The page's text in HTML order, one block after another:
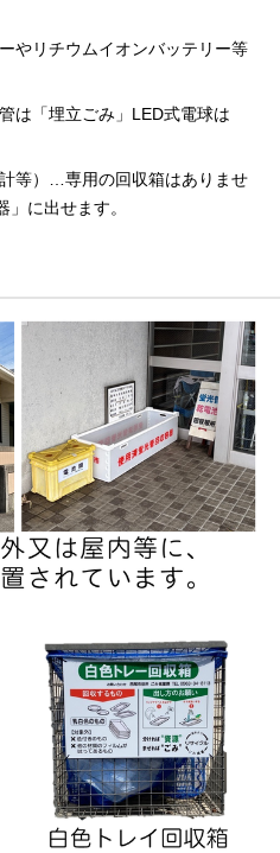
やリチウムイオンバッテリー等
は「埋立ごみ」LED式電球は
等）…専用の回収箱はありませ
」に出せます。